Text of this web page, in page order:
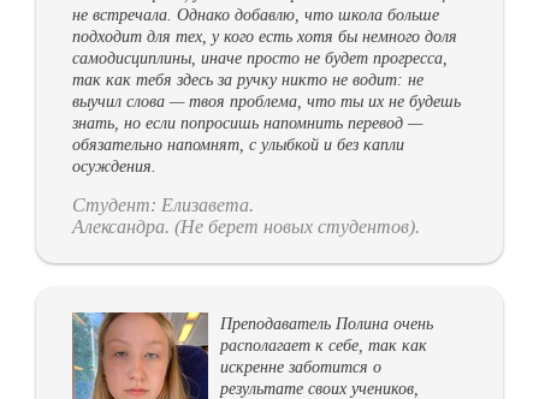
не встречала. Однако добавлю, что школа больше
подходит для тех, у кого есть хотя бы немного доля
самодисциплины, иначе просто не будет прогресса,
так как тебя здесь за ручку никто не водит: не
выучил слова — твоя проблема, что ты их не будешь
знать, но если попросишь напомнить перевод —
обязательно напомнят, с улыбкой и без капли
осуждения.
Студент: Елизавета.
Александра. (Не берет новых студентов).
Преподаватель Полина очень
располагает к себе, так как
искренне заботится о
результате своих учеников,